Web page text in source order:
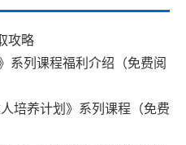
攻略
系列课程福利介绍（免费阅
培养计划》系列课程（免费